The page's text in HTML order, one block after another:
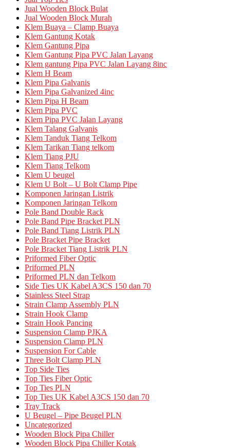
Jual Wooden Block Bulat
Jual Wooden Block Murah
Klem Buaya – Clamp Buaya
Klem Gantung Kotak
Klem Gantung Pipa
Klem Gantung Pipa PVC Jalan Layang
Klem gantung Pipa PVC Jalan Layang 8inc
Klem H Beam
Klem Pipa Galvanis
Klem Pipa Galvanized 4inc
Klem Pipa H Beam
Klem Pipa PVC
Klem Pipa PVC Jalan Layang
Klem Talang Galvanis
Klem Tanduk Tiang Telkom
Klem Tarikan Tiang telkom
Klem Tiang PJU
Klem Tiang Telkom
Klem U beugel
Klem U Bolt – U Bolt Clamp Pipe
Komponen Jaringan Listrik
Komponen Jaringan Telkom
Pole Band Double Rack
Pole Band Pipe Bracket PLN
Pole Band Tiang Listrik PLN
Pole Bracket Pipe Bracket
Pole Bracket Tiang Listrik PLN
Priformed Fiber Optic
Priformed PLN
Priformed PLN dan Telkom
Side Ties UK Kabel A3CS 150 dan 70
Stainless Steel Strap
Strain Clamp Assembly PLN
Strain Hook Clamp
Strain Hook Pancing
Suspension Clamp PJKA
Suspension Clamp PLN
Suspension For Cable
Three Bolt Clamp PLN
Top Side Ties
Top Ties Fiber Optic
Top Ties PLN
Top Ties UK Kabel A3CS 150 dan 70
Tray Track
U Beugel – Pipe Beugel PLN
Uncategorized
Wooden Block Pipa Chiller
Wooden Block Pipa Chiller Kotak